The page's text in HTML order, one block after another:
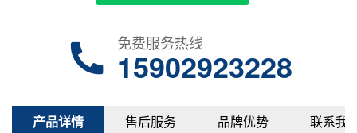
免费服务热线
15902923228
产品详情 售后服务 品牌优势 联系我